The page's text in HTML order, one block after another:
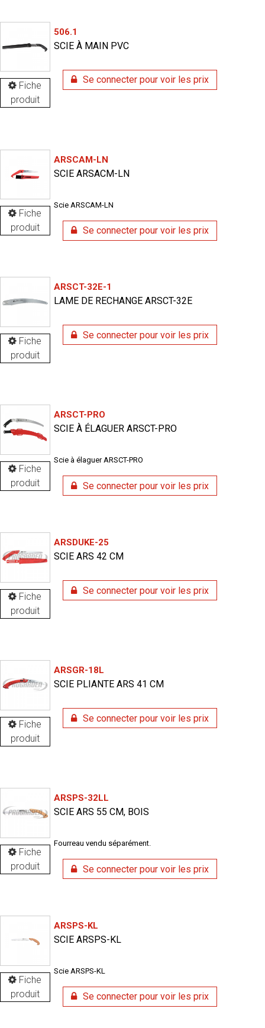
Fiche
produit
506.1
SCIE À MAIN PVC
Se connecter pour voir les prix
Fiche
produit
ARSCAM-LN
SCIE ARSACM-LN
Scie ARSCAM-LN
Se connecter pour voir les prix
Fiche
produit
ARSCT-32E-1
LAME DE RECHANGE ARSCT-32E
Se connecter pour voir les prix
Fiche
produit
ARSCT-PRO
SCIE À ÉLAGUER ARSCT-PRO
Scie à élaguer ARSCT-PRO
Se connecter pour voir les prix
Fiche
produit
ARSDUKE-25
SCIE ARS 42 CM
Se connecter pour voir les prix
Fiche
produit
ARSGR-18L
SCIE PLIANTE ARS 41 CM
Se connecter pour voir les prix
Fiche
produit
ARSPS-32LL
SCIE ARS 55 CM, BOIS
Fourreau vendu séparément.
Se connecter pour voir les prix
Fiche
produit
ARSPS-KL
SCIE ARSPS-KL
Scie ARSPS-KL
Se connecter pour voir les prix